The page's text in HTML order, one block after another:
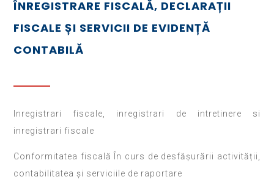
ÎNREGISTRARE FISCALĂ, DECLARAȚII
FISCALE ȘI SERVICII DE EVIDENȚĂ
CONTABILĂ
Inregistrari fiscale, inregistrari de intretinere si
inregistrari fiscale
Conformitatea fiscală În curs de desfășurării activității,
contabilitatea și serviciile de raportare